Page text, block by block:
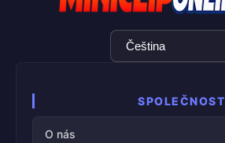
Výběr
jazyka
SPOLEČNOST
O nás